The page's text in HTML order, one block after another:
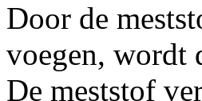
Door de
voegen, wordt
De meststof